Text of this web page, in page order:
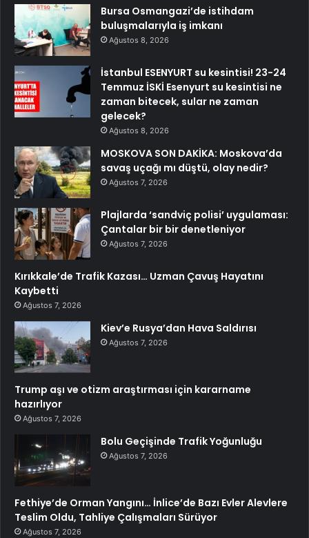
Bursa Osmangazi’de istihdam
buluşmalarıyla iş imkanı
Ağustos 8, 2026
İstanbul ESENYURT su kesintisi! 23-24
Temmuz İSKİ Esenyurt su kesintisi ne
zaman bitecek, sular ne zaman
gelecek?
Ağustos 8, 2026
MOSKOVA SON DAKİKA: Moskova’da
savaş uçağı mı düştü, olay nedir?
Ağustos 7, 2026
Plajlarda ‘sandviç polisi’ uygulaması:
Çantalar bir bir denetleniyor
Ağustos 7, 2026
Kırıkkale’de Trafik Kazası… Uzman Çavuş Hayatını
Kaybetti
Ağustos 7, 2026
Kiev’e Rusya’dan Hava Saldırısı
Ağustos 7, 2026
Trump aşı ve otizm araştırması için kararname
hazırlıyor
Ağustos 7, 2026
Bolu Geçişinde Trafik Yoğunluğu
Ağustos 7, 2026
Fethiye’de Orman Yangını… İnlice’de Bazı Evler Alevlere
Teslim Oldu, Tahliye Çalışmaları Sürüyor
Ağustos 7, 2026